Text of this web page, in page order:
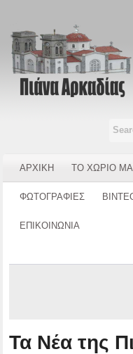
ΑΡΧΙΚΗ ΤΟ ΧΩΡΙΟ
ΦΩΤΟΓΡΑΦΙΕΣ
ΕΠΙΚΟΙΝΩΝΙΑ
Τα Νέα της